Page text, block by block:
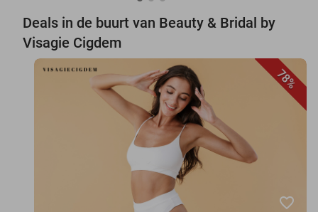
Deals in de buurt van Beauty & Bridal by
Visagie Cigdem
78%
favorite_border